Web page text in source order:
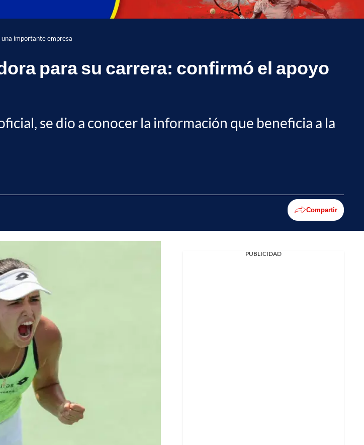
importante empresa
para su carrera: confirmó el apoyo
se dio a conocer la información que beneficia a la
Compartir
PUBLICIDAD